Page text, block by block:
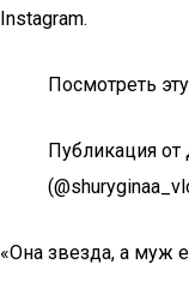
Instagram.
Посмотреть
Публикация
«Она звезда, а муж